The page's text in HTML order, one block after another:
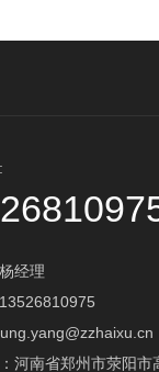
经理
河南省郑州市荥阳市